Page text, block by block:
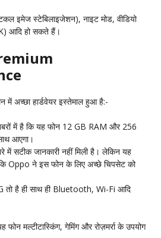
इमेज स्टेबिलाइजेशन), नाइट मोड, वीडियो
आदि हो सकते हैं।
में अच्छा हार्डवेयर इस्तेमाल हुआ है:-
में है कि यह फोन 12 GB RAM और 256
आएगा।
में सटीक जानकारी नहीं मिली है। लेकिन यह
Oppo ने इस फोन के लिए अच्छे चिपसेट को
तो है ही साथ ही Bluetooth, Wi-Fi आदि
मल्टीटास्किंग, गेमिंग और रोज़मर्रा के उपयोग